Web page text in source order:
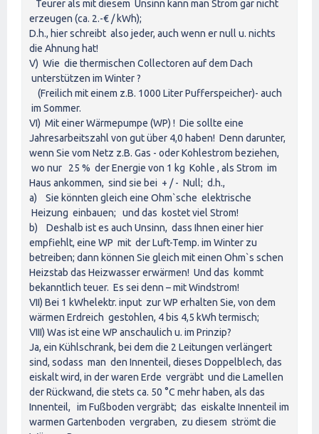
Teurer als mit diesem Unsinn kann man Strom gar nicht
erzeugen (ca. 2.-€ / kWh);
D.h., hier schreibt also jeder, auch wenn er null u. nichts
die Ahnung hat!
V) Wie die thermischen Collectoren auf dem Dach
unterstützen im Winter ?
(Freilich mit einem z.B. 1000 Liter Pufferspeicher)- auch
im Sommer.
VI) Mit einer Wärmepumpe (WP) ! Die sollte eine
Jahresarbeitszahl von gut über 4,0 haben! Denn darunter,
wenn Sie vom Netz z.B. Gas - oder Kohlestrom beziehen,
wo nur 25 % der Energie von 1 kg Kohle , als Strom im
Haus ankommen, sind sie bei + / - Null; d.h.,
a) Sie könnten gleich eine Ohm`sche elektrische
Heizung einbauen; und das kostet viel Strom!
b) Deshalb ist es auch Unsinn, dass Ihnen einer hier
empfiehlt, eine WP mit der Luft-Temp. im Winter zu
betreiben; dann können Sie gleich mit einen Ohm`s schen
Heizstab das Heizwasser erwärmen! Und das kommt
bekanntlich teuer. Es sei denn – mit Windstrom!
VII) Bei 1 kWhelektr. input zur WP erhalten Sie, von dem
wärmen Erdreich gestohlen, 4 bis 4,5 kWh termisch;
VIII) Was ist eine WP anschaulich u. im Prinzip?
Ja, ein Kühlschrank, bei dem die 2 Leitungen verlängert
sind, sodass man den Innenteil, dieses Doppelblech, das
eiskalt wird, in der waren Erde vergräbt und die Lamellen
der Rückwand, die stets ca. 50 °C mehr haben, als das
Innenteil, im Fußboden vergräbt; das eiskalte Innenteil im
warmen Gartenboden vergraben, zu diesem strömt die